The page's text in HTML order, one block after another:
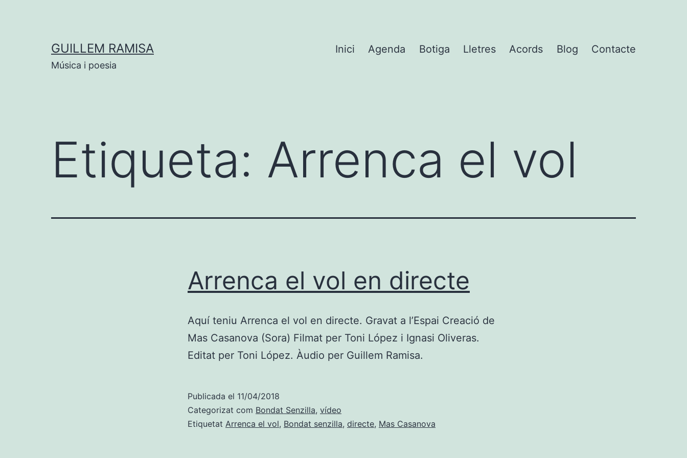
GUILLEM RAMISA
Música i poesia
Inici Agenda Botiga Lletres Acords Blog Contacte
Etiqueta: Arrenca el vol
Arrenca el vol en directe
Aquí teniu Arrenca el vol en directe. Gravat a l’Espai Creació de
Mas Casanova (Sora) Filmat per Toni López i Ignasi Oliveras.
Editat per Toni López. Àudio per Guillem Ramisa.
Publicada el 11/04/2018
Categorizat com Bondat Senzilla, vídeo
Etiquetat Arrenca el vol, Bondat senzilla, directe, Mas Casanova